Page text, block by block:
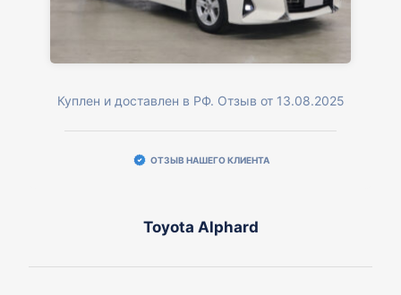
Куплен и доставлен в РФ. Отзыв от 13.08.2025
ОТЗЫВ НАШЕГО КЛИЕНТА
Toyota Alphard